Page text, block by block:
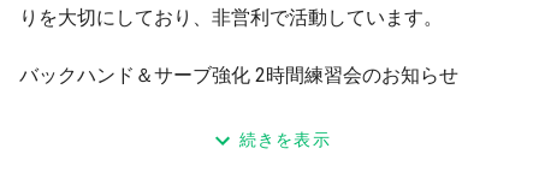
りを大切にしており、非営利で活動しています。
バックハンド＆サーブ強化 2時間練習会のお知らせ
バックハンドを安定させたい方、
続きを表示